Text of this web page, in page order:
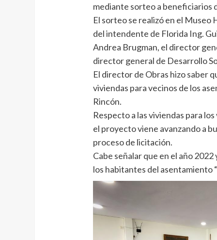
mediante sorteo a beneficiarios
El sorteo se realizó en el
del intendente de Florida Ing.
Andrea Brugman, el director
director general de Desarrollo
El director de Obras hizo saber
viviendas para vecinos de los
Rincón.
Respecto a las viviendas para
el proyecto viene avanzando a
proceso de licitación.
Cabe señalar que en el año
los habitantes del asentamiento